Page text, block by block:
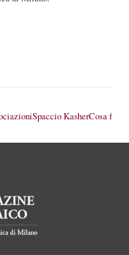
Spaccio KasherCosa fare